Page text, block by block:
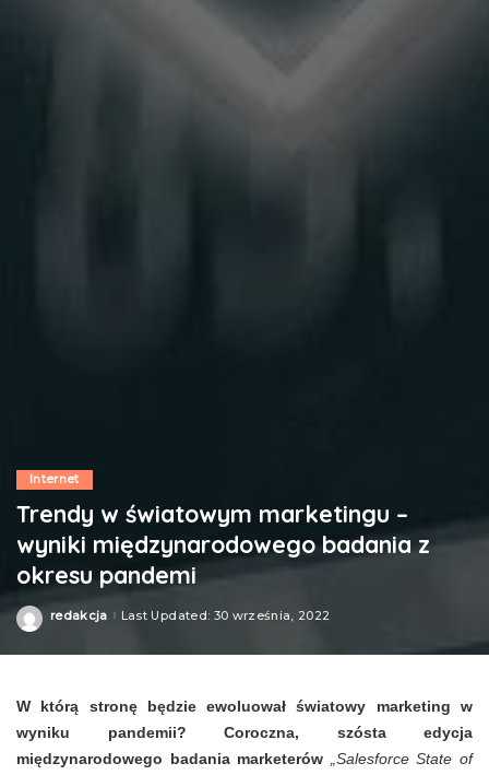
Internet
Trendy w światowym marketingu –
wyniki międzynarodowego badania z
okresu pandemi
Posted
redakcja Last Updated: 30 września, 2022
W którą stronę będzie ewoluował światowy marketing w
wyniku pandemii? Coroczna, szósta edycja
międzynarodowego badania marketerów
„Salesforce State of